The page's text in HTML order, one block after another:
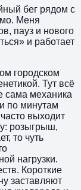
бег рядом с
Меня
пауз и нового
и работает
городском
Тут всё
сама механика
по минутам
выходит
розыгрыш,
то чуть
нагрузки.
Короткие
заставляют